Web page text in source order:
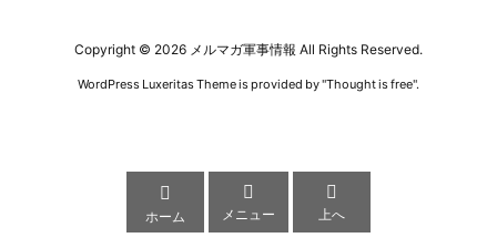
Copyright © 2026 メルマガ軍事情報 All Rights Reserved.
WordPress Luxeritas Theme is provided by "Thought is free".

ホーム

メニュー

上へ